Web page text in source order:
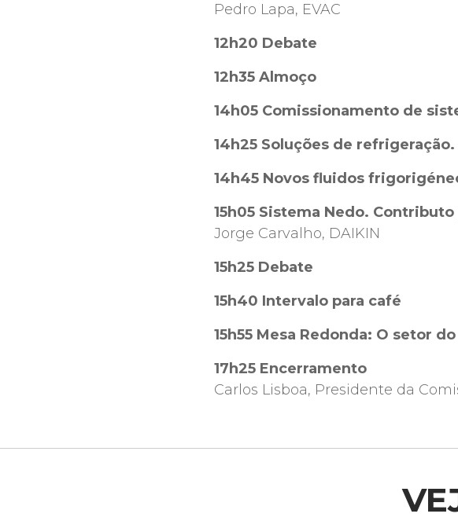
Pedro Lapa, EVAC
12h20 Debate
12h35 Almoço
14h05 Comissionamento de
14h25 Soluções de
14h45 Novos fluidos
15h05 Sistema Nedo.
Jorge Carvalho, DAIKIN
15h25 Debate
15h40 Intervalo para café
15h55 Mesa Redonda: O setor
17h25 Encerramento
Carlos Lisboa, Presidente da